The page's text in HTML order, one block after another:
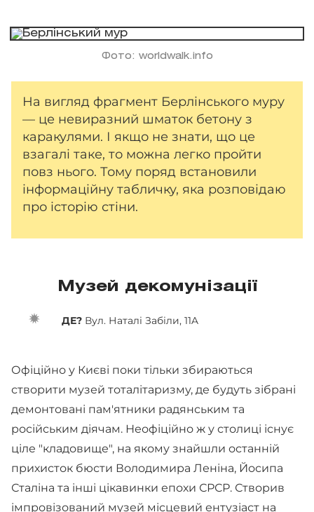
Фото: worldwalk.info
На вигляд фрагмент Берлінського муру
— це невиразний шматок бетону з
каракулями. І якщо не знати, що це
взагалі таке, то можна легко пройти
повз нього. Тому поряд встановили
інформаційну табличку, яка розповідаю
про історію стіни.
Музей декомунізації
ДЕ? Вул. Наталі Забіли, 11A
Офіційно у Києві поки тільки збираються
створити музей тоталітаризму, де будуть зібрані
демонтовані пам'ятники радянським та
російським діячам. Неофіційно ж у столиці існує
ціле "кладовище", на якому знайшли останній
прихисток бюсти Володимира Леніна, Йосипа
Сталіна та інші цікавинки епохи СРСР. Створив
імпровізований музей місцевий ентузіаст на